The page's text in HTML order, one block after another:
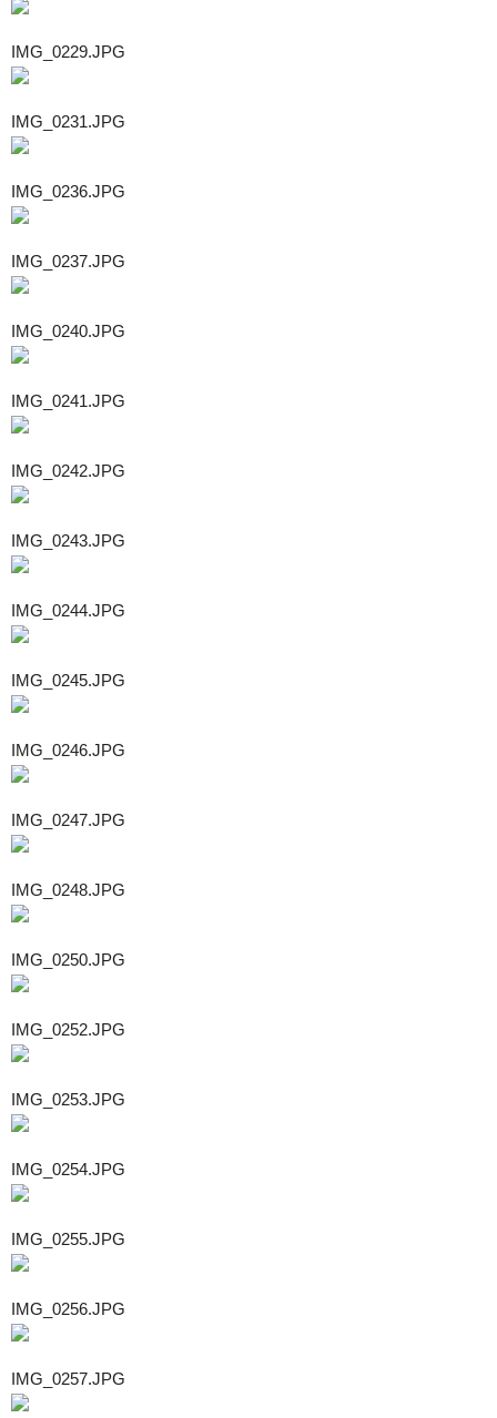
IMG_0229.JPG
IMG_0231.JPG
IMG_0236.JPG
IMG_0237.JPG
IMG_0240.JPG
IMG_0241.JPG
IMG_0242.JPG
IMG_0243.JPG
IMG_0244.JPG
IMG_0245.JPG
IMG_0246.JPG
IMG_0247.JPG
IMG_0248.JPG
IMG_0250.JPG
IMG_0252.JPG
IMG_0253.JPG
IMG_0254.JPG
IMG_0255.JPG
IMG_0256.JPG
IMG_0257.JPG